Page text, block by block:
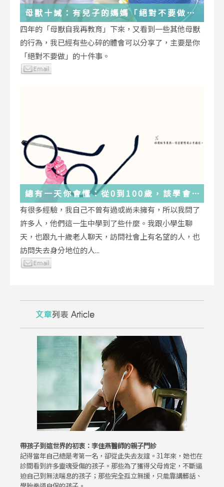
母獸十誡：有兒子的媽媽「絕對不要做」
的十件事
四年的「母獸自我再教育」下來，又看到一些其他母獸
的行為，我已經有些心碎的體會可以分享了，主要是你
「絕對不要做」的十件事。
總有一天你會懂：從0到100歲，該學會
的人生大事，都在這些生活的小事裡了
有很多經驗，我自己不曾有過或尚未擁有，所以我問了
許多人，他們這一生中學到了些什麼。我跟小學生聊
天，也跟九十歲老人聊天，訪問社會上有名望的人，也
訪問失去身分地位的人...
帶孩子到這世界的初衷：李佳燕醫師的親子門診
記得當年自己總是考第一名，卻從此失去友誼。31年來，她也在
診間看到許多靈魂受傷的孩子。那些為了獲得父母肯定，不斷逼
迫自己到無法喘息的孩子；那些完全孤立無援，只能靠講髒話、